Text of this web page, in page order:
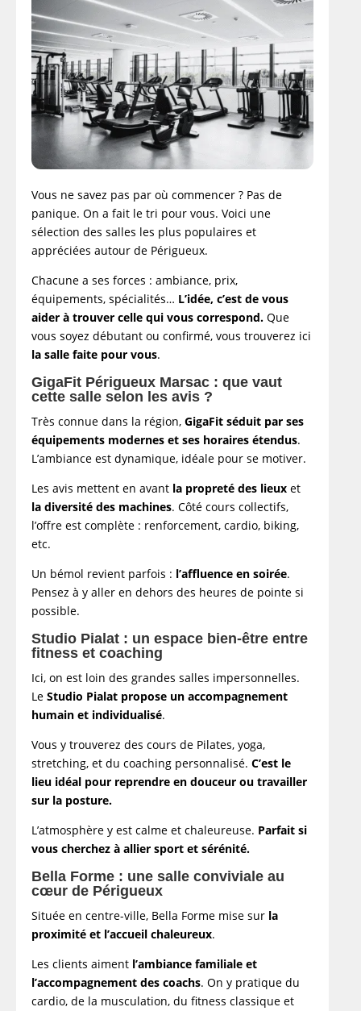
Vous ne savez pas par où commencer ? Pas de
panique. On a fait le tri pour vous. Voici une
sélection des salles les plus populaires et
appréciées autour de Périgueux.
Chacune a ses forces : ambiance, prix,
équipements, spécialités… L’idée, c’est de vous
aider à trouver celle qui vous correspond. Que
vous soyez débutant ou confirmé, vous trouverez ici
la salle faite pour vous.
GigaFit Périgueux Marsac : que vaut
cette salle selon les avis ?
Très connue dans la région,GigaFit séduit par ses
équipements modernes et ses horaires étendus.
L’ambiance est dynamique, idéale pour se motiver.
Les avis mettent en avant la propreté des lieux et
la diversité des machines. Côté cours collectifs,
l’offre est complète : renforcement, cardio, biking,
etc.
Un bémol revient parfois : l’affluence en soirée.
Pensez à y aller en dehors des heures de pointe si
possible.
Studio Pialat : un espace bien-être entre
fitness et coaching
Ici, on est loin des grandes salles impersonnelles.
LeStudio Pialat propose un accompagnement
humain et individualisé.
Vous y trouverez des cours de Pilates, yoga,
stretching, et du coaching personnalisé.C’est le
lieu idéal pour reprendre en douceur ou travailler
sur la posture.
L’atmosphère y est calme et chaleureuse. Parfait si
vous cherchez à allier sport et sérénité.
Bella Forme : une salle conviviale au
cœur de Périgueux
Située en centre-ville, Bella Forme mise sur la
proximité et l’accueil chaleureux.
Les clients aiment l’ambiance familiale et
l’accompagnement des coachs. On y pratique du
cardio, de la musculation, du fitness classique et